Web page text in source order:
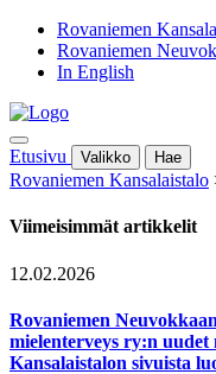
Rovaniemen
Rovaniemen
In English
Etusivu Valikko Hae
Rovaniemen Kansalaistalo
Viimeisimmät artikkelit
12.02.2026
Rovaniemen
mielenterveys ry:n uudet
Kansalaistalon sivuista